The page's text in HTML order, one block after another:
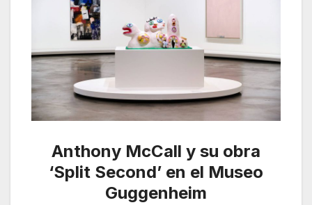
Anthony McCall y su obra
‘Split Second’ en el Museo
Guggenheim